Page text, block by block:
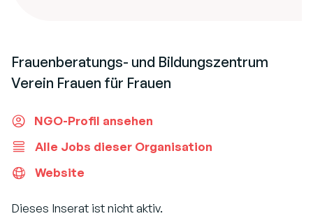
Frauenberatungs- und Bildungszentrum
Verein Frauen für Frauen
NGO-Profil ansehen
Alle Jobs dieser Organisation
Website
Dieses Inserat ist nicht aktiv.